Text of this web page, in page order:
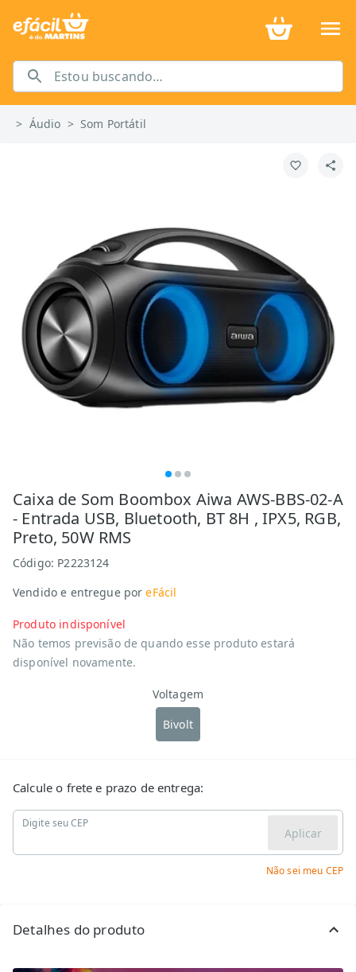
> Áudio >Som Portátil
Caixa de Som Boombox Aiwa AWS-BBS-02-A
- Entrada USB, Bluetooth, BT 8H , IPX5, RGB,
Preto, 50W RMS
Código: P2223124
Vendido e entregue por eFácil
Produto indisponível
Não temos previsão de quando esse produto estará
disponível novamente.
Voltagem
Bivolt
Calcule o frete e prazo de entrega:
Digite seu CEP
Aplicar
Não sei meu CEP
Detalhes do produto